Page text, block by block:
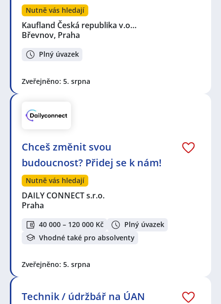
Nutně vás hledají
Kaufland Česká republika v.o…
Břevnov, Praha
Plný úvazek
Zveřejněno: 5. srpna
Chceš změnit svou
budoucnost? Přidej se k nám!
Nutně vás hledají
DAILY CONNECT s.r.o.
Praha
40 000 – 120 000 Kč
Plný úvazek
Vhodné také pro absolventy
Zveřejněno: 5. srpna
Technik / údržbář na ÚAN